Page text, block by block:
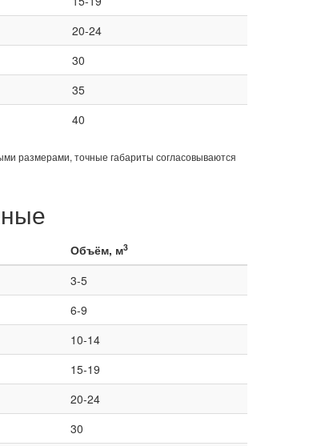
20-24
30
35
40
размерами, точные габариты согласовываются
Объём, м3
3-5
6-9
10-14
15-19
20-24
30